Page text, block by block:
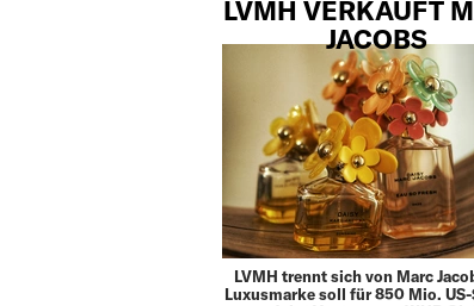
LVMH VERKAUFT
JACOBS
LVMH trennt sich von Marc
Luxusmarke soll für 850 Mio.